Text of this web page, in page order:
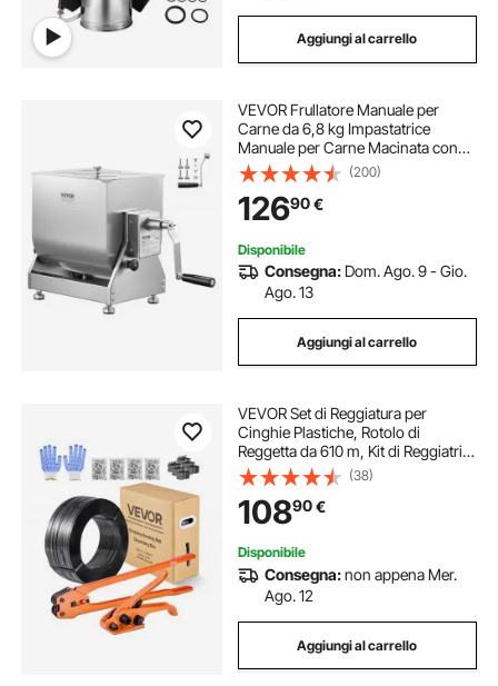
Aggiungi al carrello
VEVOR Frullatore Manuale per
Carne da 6,8 kg Impastatrice
Manuale per Carne Macinata con
Contenitore Ribaltabile,
Miscelazione Massima di 6,8 kg di
Carne, Impastatrice per Salsicce
con Riduttore
(200)
12690€
Disponibile
Consegna: Dom. Ago. 9 - Gio.
Ago. 13
Aggiungi al carrello
VEVOR Set di Reggiatura per
Cinghie Plastiche, Rotolo di
Reggetta da 610 m, Kit di Reggiatrici
Manuali per Imballaggio Magazzino
Trasporto, con 600 Sigilli Metallici,
200 Protezioni Angolari, Guanti
(38)
10890€
Disponibile
Consegna:non appena Mer.
Ago. 12
Aggiungi al carrello